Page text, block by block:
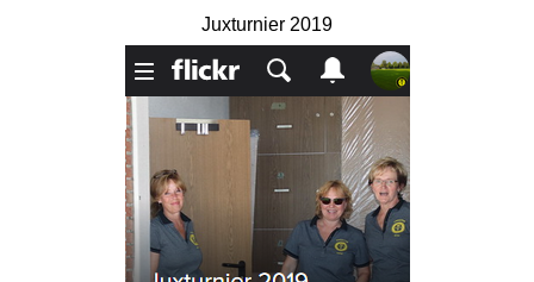
Juxturnier 2019